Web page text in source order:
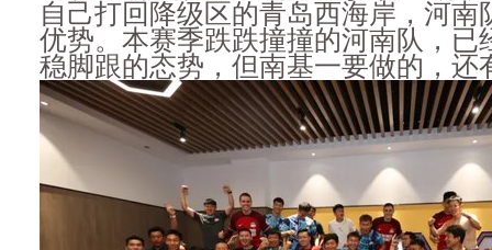
自己打回降级区的青岛西海岸，河南
优势。本赛季跌跌撞撞的河南队，已
稳脚跟的态势，但南基一要做的，还